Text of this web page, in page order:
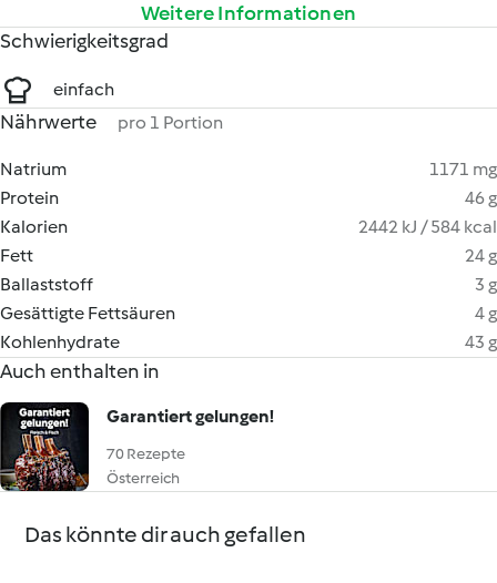
Weitere Informationen
Schwierigkeitsgrad
einfach
Nährwerte pro 1 Portion
Natrium
1171 mg
Protein
46 g
Kalorien
2442 kJ / 584 kcal
Fett
24 g
Ballaststoff
3 g
Gesättigte Fettsäuren
4 g
Kohlenhydrate
43 g
Auch enthalten in
Garantiert gelungen!
70 Rezepte
Österreich
Das könnte dir auch gefallen